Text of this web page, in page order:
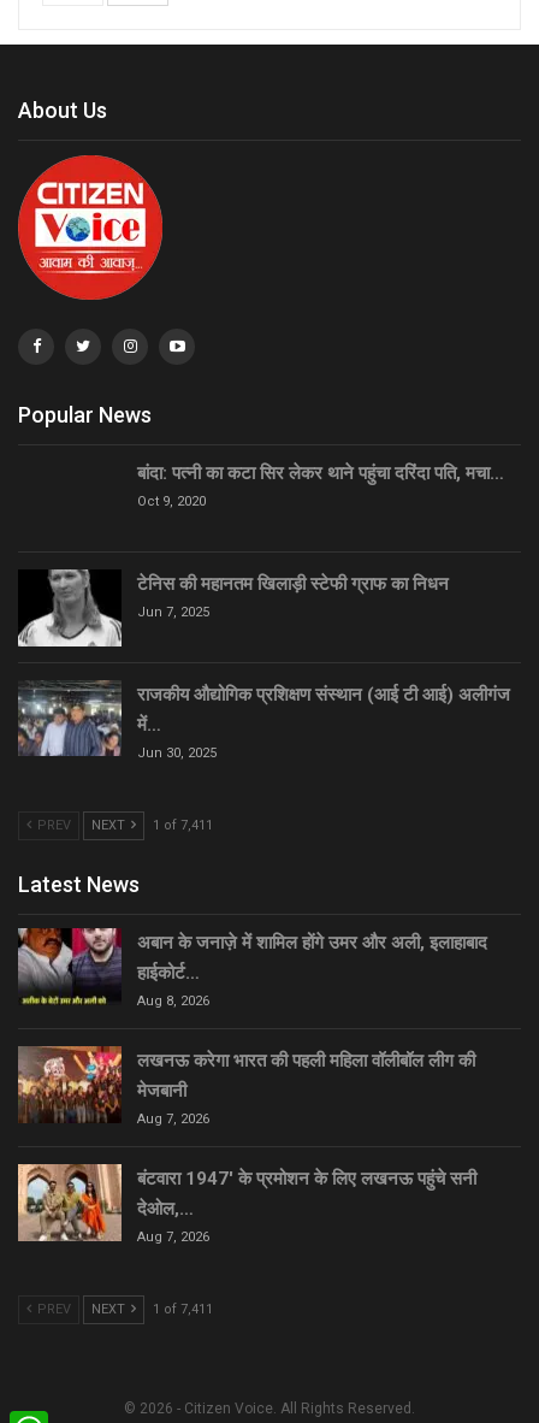
About Us
Popular News
बांदा: पत्नी का कटा सिर लेकर थाने पहुंचा दरिंदा पति, मचा…
Oct 9, 2020
टेनिस की महानतम खिलाड़ी स्टेफी ग्राफ का निधन
Jun 7, 2025
राजकीय औद्योगिक प्रशिक्षण संस्थान (आई टी आई) अलीगंज
में…
Jun 30, 2025
PREV NEXT 1 of 7,411
Latest News
अबान के जनाज़े में शामिल होंगे उमर और अली, इलाहाबाद
हाईकोर्ट…
Aug 8, 2026
लखनऊ करेगा भारत की पहली महिला वॉलीबॉल लीग की
मेजबानी
Aug 7, 2026
बंटवारा 1947′ के प्रमोशन के लिए लखनऊ पहुंचे सनी
देओल,…
Aug 7, 2026
PREV NEXT 1 of 7,411
© 2026 - Citizen Voice. All Rights Reserved.